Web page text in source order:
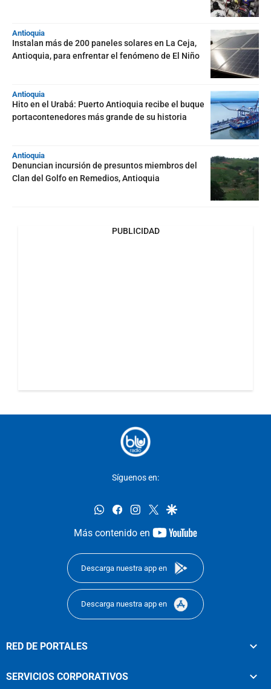
Antioquia
Instalan más de 200 paneles solares en La Ceja,
Antioquia, para enfrentar el fenómeno de El Niño
Antioquia
Hito en el Urabá: Puerto Antioquia recibe el buque
portacontenedores más grande de su historia
Antioquia
Denuncian incursión de presuntos miembros del
Clan del Golfo en Remedios, Antioquia
PUBLICIDAD
Síguenos en:
whatsappfacebookinstagram
twittergoogle
Más contenido en
youtube-
Descarga nuestra app en
Descarga nuestra app en
RED DE PORTALES
SERVICIOS CORPORATIVOS